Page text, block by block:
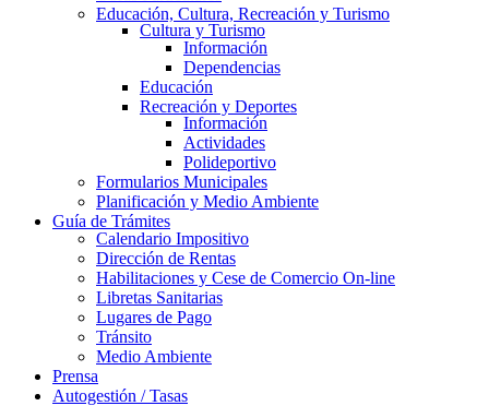
Educación, Cultura, Recreación y Turismo
Cultura y Turismo
Información
Dependencias
Educación
Recreación y Deportes
Información
Actividades
Polideportivo
Formularios Municipales
Planificación y Medio Ambiente
Guía de Trámites
Calendario Impositivo
Dirección de Rentas
Habilitaciones y Cese de Comercio On-line
Libretas Sanitarias
Lugares de Pago
Tránsito
Medio Ambiente
Prensa
Autogestión / Tasas